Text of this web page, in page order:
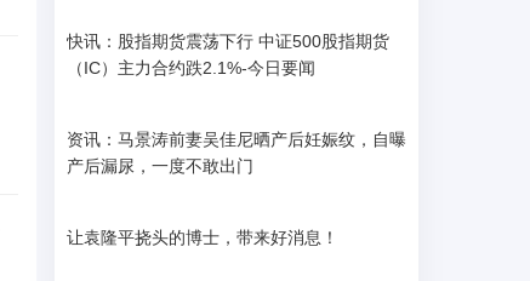
快讯：股指期货震荡下行 中证500股指期货
（IC）主力合约跌2.1%-今日要闻
资讯：马景涛前妻吴佳尼晒产后妊娠纹，自曝
产后漏尿，一度不敢出门
让袁隆平挠头的博士，带来好消息！